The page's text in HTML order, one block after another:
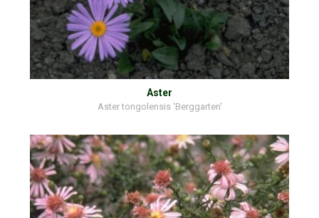
Aster
Aster tongolensis 'Berggarten'